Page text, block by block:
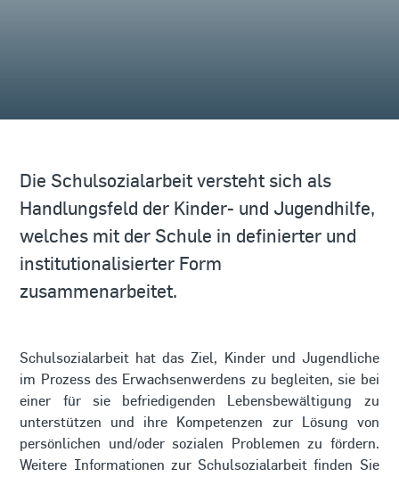
Die Schulsozialarbeit versteht sich als
Handlungsfeld der Kinder- und Jugendhilfe,
welches mit der Schule in definierter und
institutionalisierter Form
zusammenarbeitet.
Schulsozialarbeit hat das Ziel, Kinder und Jugendliche
im Prozess des Erwachsenwerdens zu begleiten, sie bei
einer für sie befriedigenden Lebensbewältigung zu
unterstützen und ihre Kompetenzen zur Lösung von
persönlichen und/oder sozialen Problemen zu fördern.
Weitere Informationen zur Schulsozialarbeit finden Sie